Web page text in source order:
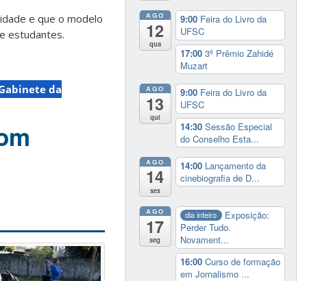
e que o modelo
estudantes.
da
AGO
12
qua
9:00 Feira do Livro da
UFSC
17:00 3º Prêmio Zahidé
Muzart
AGO
13
qui
9:00 Feira do Livro da
UFSC
14:30 Sessão Especial
do Conselho Esta...
AGO
14
sex
14:00 Lançamento da
cinebiografia de D...
AGO
17
seg
dia inteiro
Exposição:
Perder Tudo.
Novament...
16:00 Curso de formação
em Jornalismo ...